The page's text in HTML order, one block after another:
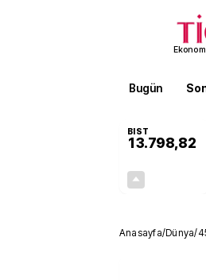
Bugün
BIST
13.798,82
Anasayfa/Dünya/